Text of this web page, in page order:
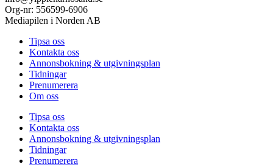
Org-nr: 556599-6906
Mediapilen i Norden AB
Tipsa oss
Kontakta oss
Annonsbokning & utgivningsplan
Tidningar
Prenumerera
Om oss
Tipsa oss
Kontakta oss
Annonsbokning & utgivningsplan
Tidningar
Prenumerera